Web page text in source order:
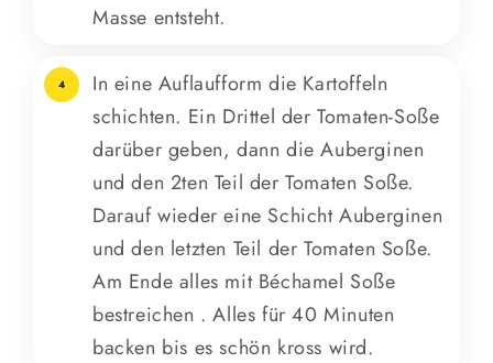
Masse entsteht.
4
In eine Auflaufform die Kartoffeln
schichten. Ein Drittel der Tomaten-Soße
darüber geben, dann die Auberginen
und den 2ten Teil der Tomaten Soße.
Darauf wieder eine Schicht Auberginen
und den letzten Teil der Tomaten Soße.
Am Ende alles mit Béchamel Soße
bestreichen . Alles für 40 Minuten
backen bis es schön kross wird.